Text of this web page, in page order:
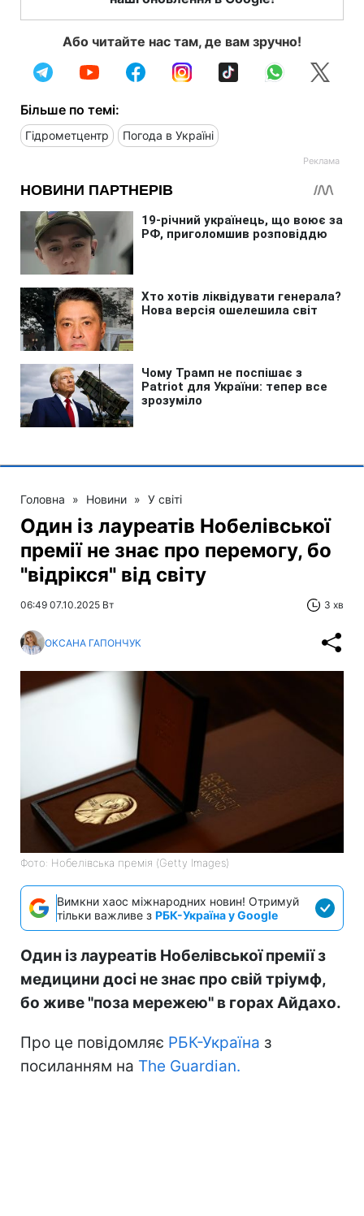
Або читайте нас там, де вам зручно!
Більше по темі:
Гідрометцентр Погода в Україні
Головна » Новини » У світі
Один із лауреатів Нобелівської
премії не знає про перемогу, бо
"відрікся" від світу
06:49 07.10.2025 Вт 3 хв
ОКСАНА ГАПОНЧУК
Фото: Нобелівська премія (Getty Images)
Вимкни хаос міжнародних новин! Отримуй
тільки важливе з РБК-Україна у Google
Один із лауреатів Нобелівської премії з
медицини досі не знає про свій тріумф,
бо живе "поза мережею" в горах Айдахо.
Про це повідомляє РБК-Україна з
посиланням на Тhe Guardian.